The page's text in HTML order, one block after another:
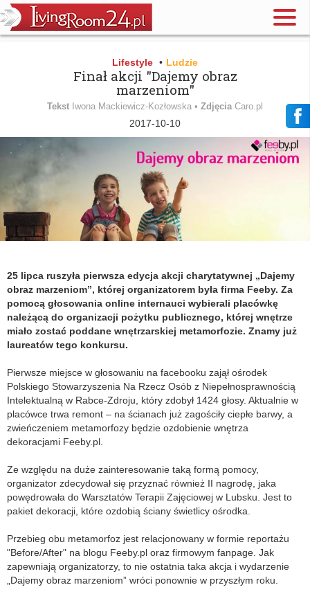
Lifestyle • Ludzie
Finał akcji "Dajemy obraz
marzeniom"
Tekst Iwona Mackiewicz-Kozłowska • Zdjęcia Caro.pl
2017-10-10
25 lipca ruszyła pierwsza edycja akcji charytatywnej „Dajemy
obraz marzeniom”, której organizatorem była firma Feeby. Za
pomocą głosowania online internauci wybierali placówkę
należącą do organizacji pożytku publicznego, której wnętrze
miało zostać poddane wnętrzarskiej metamorfozie. Znamy już
laureatów tego konkursu.
Pierwsze miejsce w głosowaniu na facebooku zajął ośrodek
Polskiego Stowarzyszenia Na Rzecz Osób z Niepełnosprawnością
Intelektualną w Rabce-Zdroju, który zdobył 1424 głosy. Aktualnie w
placówce trwa remont – na ścianach już zagościły ciepłe barwy, a
zwieńczeniem metamorfozy będzie ozdobienie wnętrza
dekoracjami Feeby.pl.
Ze względu na duże zainteresowanie taką formą pomocy,
organizator zdecydował się przyznać również II nagrodę, jaka
powędrowała do Warsztatów Terapii Zajęciowej w Lubsku. Jest to
pakiet dekoracji, które ozdobią ściany świetlicy ośrodka.
Przebieg obu metamorfoz jest relacjonowany w formie reportażu
"Before/After" na blogu Feeby.pl oraz firmowym fanpage. Jak
zapewniają organizatorzy, to nie ostatnia taka akcja i wydarzenie
„Dajemy obraz marzeniom” wróci ponownie w przyszłym roku.